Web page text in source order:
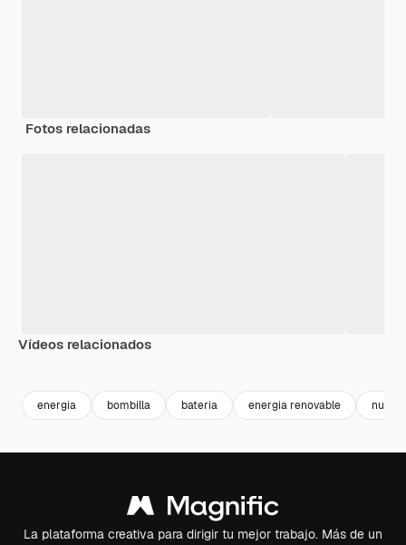
Fotos relacionadas
Vídeos relacionados
energia bombilla bateria energia renovable
La plataforma creativa para dirigir tu mejor trabajo. Más de un